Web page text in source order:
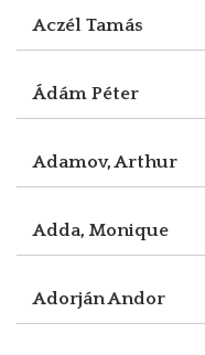
Aczél Tamás
Ádám Péter
Adamov, Arthur
Adda, Monique
Adorján Andor